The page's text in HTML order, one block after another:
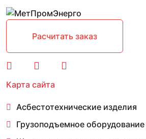
Расчитать заказ
Карта сайта
Асбестотехнические изделия
Грузоподъемное оборудование